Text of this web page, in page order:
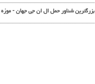
بزرگترین شناور حمل ال ان جی جهان - موزه